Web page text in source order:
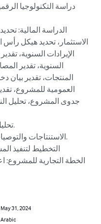
الاستثمار، تحديد هيكل رأس
الإيرادات السنوية،
السنوية، تقدير
المنتجات، تقدير بيان
العمومية للمشروع،
جدوى المشروع، تحليل
May 31, 2024
Arabic